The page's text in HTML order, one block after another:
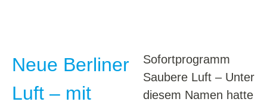
Neue Berliner
Luft – mit
Sofortprogramm
Saubere Luft – Unter
diesem Namen hatte